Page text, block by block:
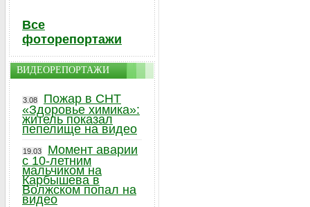
Все
фоторепортажи
ВИДЕОРЕПОРТАЖИ
3.08
Пожар в СНТ
«Здоровье химика»:
житель показал
пепелище на видео
19.03
Момент аварии
с 10-летним
мальчиком на
Карбышева в
Волжском попал на
видео